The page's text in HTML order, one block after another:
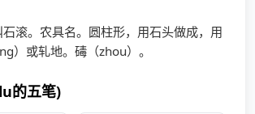
石滚。农具名。圆柱形，用石头做成，用
）或轧地。碡（zhou）。
的五笔)